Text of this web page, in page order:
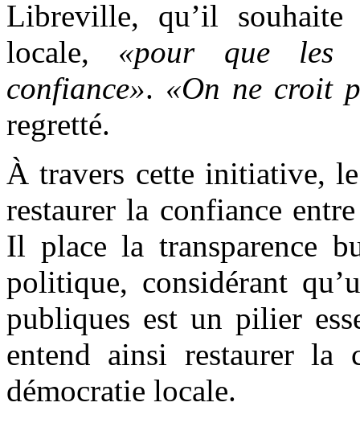
Libreville, qu’il souhaite
locale, «pour que les
confiance». «On ne croit
regretté.
À travers cette initiative,
restaurer la confiance
Il place la transparence
politique, considérant
publiques est un pilier
entend ainsi restaurer la
démocratie locale.